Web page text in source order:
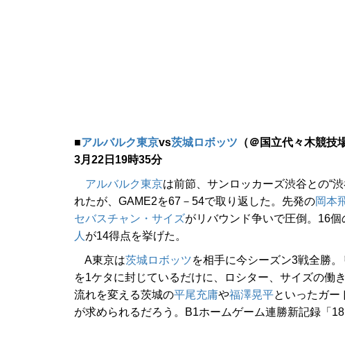
■アルバルク東京vs茨城ロボッツ （＠国立代々木競技
3月22日19時35分
アルバルク東京は前節、サンロッカーズ渋谷との“
れたが、GAME2を67－54で取り返した。先発の岡本
セバスチャン・サイズがリバウンド争いで圧倒。16
人 が14得点を挙げた。
A東京は茨城ロボッツを相手に今シーズン3戦全勝
を1ケタに封じているだけに、ロシター、サイズの働
流れを変える茨城の平尾充庸や福澤晃平といったガー
が求められるだろう。B1ホームゲーム連勝新記録「18